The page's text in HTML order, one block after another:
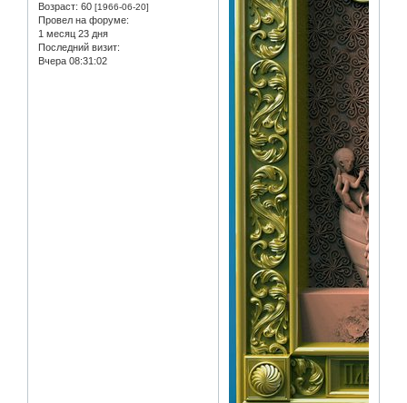
Возраст: 60 [1966-06-20]
Провел на форуме:
1 месяц 23 дня
Последний визит:
Вчера 08:31:02